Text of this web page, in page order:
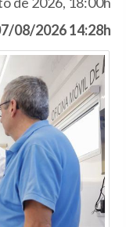
08/2026 14:28h